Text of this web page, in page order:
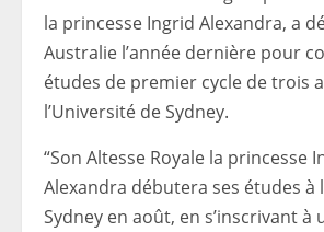
la princesse Ingrid Alexandra, a
Australie l’année dernière pour
études de premier cycle de trois
l’Université de Sydney.
“Son Altesse Royale la princesse
Alexandra débutera ses études à
Sydney en août, en s’inscrivant à